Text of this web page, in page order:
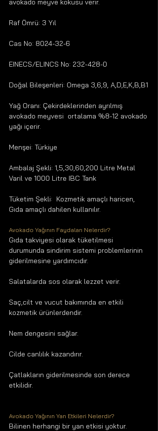
avokado meyve kokusu verir.
Raf Ömrü: 3 Yıl
Cas No: 8024-32-6
EINECS/ELINCS No: 232-428-0
Doğal Bileşenleri: Omega 3,6,9, A,D,E,K,B,B1
Yağ Oranı: Çekirdeklerinden ayrılmış
avokado meyvesi  ortalama %8-12 avokado
yağı içerir.
Menşei: Türkiye
Ambalaj Şekli: 1,5,30,60,200 Litre Metal
Varil ve 1000 Litre IBC Tank
Tüketim Şekli:  Kozmetik amaçlı haricen,
Gıda amaçlı dahilen kullanılır.
Avokado Yağının Faydaları Nelerdir?
Gıda takviyesi olarak tüketilmesi
durumunda sindirim sistemi problemlerinin
giderilmesine yardımcıdır.
Salatalarda sos olarak lezzet verir.
Saç,cilt ve vucut bakımında en etkili
kozmetik ürünlerdendir.
Nem dengesini sağlar.
Cilde canlılık kazandırır.
Çatlakların giderilmesinde son derece
etkilidir.
Avokado Yağının Yan Etkileri Nelerdir?
Bilinen herhangi bir yan etkisi yoktur.